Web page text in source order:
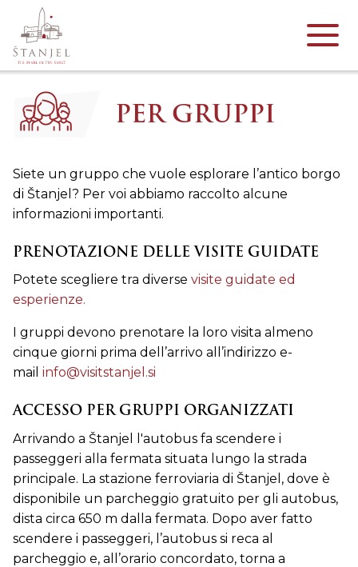
PER GRUPPI
Siete un gruppo che vuole esplorare l’antico borgo
di Štanjel? Per voi abbiamo raccolto alcune
informazioni importanti.
PRENOTAZIONE DELLE VISITE GUIDATE
Potete scegliere tra diverse visite guidate ed
esperienze.
I gruppi devono prenotare la loro visita almeno
cinque giorni prima dell’arrivo all’indirizzo e-
mail info@visitstanjel.si
ACCESSO PER GRUPPI ORGANIZZATI
Arrivando a Štanjel l'autobus fa scendere i
passeggeri alla fermata situata lungo la strada
principale. La stazione ferroviaria di Štanjel, dove è
disponibile un parcheggio gratuito per gli autobus,
dista circa 650 m dalla fermata. Dopo aver fatto
scendere i passeggeri, l’autobus si reca al
parcheggio e, all’orario concordato, torna a